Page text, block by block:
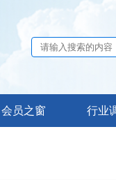
会员之窗 行业